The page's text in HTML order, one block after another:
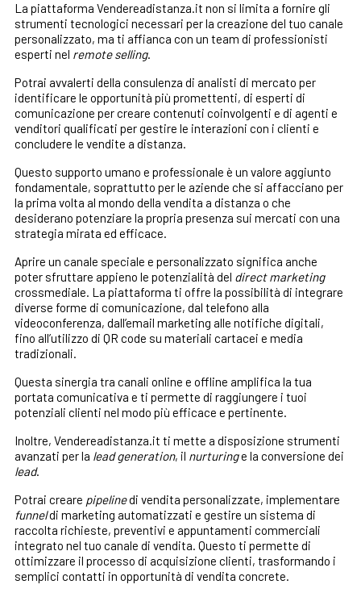
La piattaforma Vendereadistanza.it non si limita a fornire gli
strumenti tecnologici necessari per la creazione del tuo canale
personalizzato, ma ti affianca con un team di professionisti
esperti nel remote selling.
Potrai avvalerti della consulenza di analisti di mercato per
identificare le opportunità più promettenti, di esperti di
comunicazione per creare contenuti coinvolgenti e di agenti e
venditori qualificati per gestire le interazioni con i clienti e
concludere le vendite a distanza.
Questo supporto umano e professionale è un valore aggiunto
fondamentale, soprattutto per le aziende che si affacciano per
la prima volta al mondo della vendita a distanza o che
desiderano potenziare la propria presenza sui mercati con una
strategia mirata ed efficace.
Aprire un canale speciale e personalizzato significa anche
poter sfruttare appieno le potenzialità del direct marketing
crossmediale. La piattaforma ti offre la possibilità di integrare
diverse forme di comunicazione, dal telefono alla
videoconferenza, dall’email marketing alle notifiche digitali,
fino all’utilizzo di QR code su materiali cartacei e media
tradizionali.
Questa sinergia tra canali online e offline amplifica la tua
portata comunicativa e ti permette di raggiungere i tuoi
potenziali clienti nel modo più efficace e pertinente.
Inoltre, Vendereadistanza.it ti mette a disposizione strumenti
avanzati per la lead generation, il nurturinge la conversione dei
lead.
Potrai creare pipelinedi vendita personalizzate, implementare
funneldi marketing automatizzati e gestire un sistema di
raccolta richieste, preventivi e appuntamenti commerciali
integrato nel tuo canale di vendita. Questo ti permette di
ottimizzare il processo di acquisizione clienti, trasformando i
semplici contatti in opportunità di vendita concrete.